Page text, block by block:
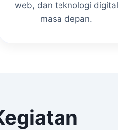
web, dan teknologi digital
masa depan.